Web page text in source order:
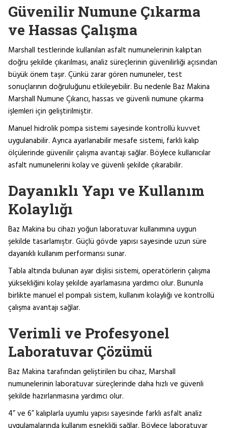
Güvenilir Numune Çıkarma
ve Hassas Çalışma
Marshall testlerinde kullanılan asfalt numunelerinin kalıptan
doğru şekilde çıkarılması, analiz süreçlerinin güvenilirliği açısından
büyük önem taşır. Çünkü zarar gören numuneler, test
sonuçlarının doğruluğunu etkileyebilir. Bu nedenle Baz Makina
Marshall Numune Çıkarıcı, hassas ve güvenli numune çıkarma
işlemleri için geliştirilmiştir.
Manuel hidrolik pompa sistemi sayesinde kontrollü kuvvet
uygulanabilir. Ayrıca ayarlanabilir mesafe sistemi, farklı kalıp
ölçülerinde güvenilir çalışma avantajı sağlar. Böylece kullanıcılar
asfalt numunelerini kolay ve güvenli şekilde çıkarabilir.
Dayanıklı Yapı ve Kullanım
Kolaylığı
Baz Makina bu cihazı yoğun laboratuvar kullanımına uygun
şekilde tasarlamıştır. Güçlü gövde yapısı sayesinde uzun süre
dayanıklı kullanım performansı sunar.
Tabla altında bulunan ayar dişlisi sistemi, operatörlerin çalışma
yüksekliğini kolay şekilde ayarlamasına yardımcı olur. Bununla
birlikte manuel el pompalı sistem, kullanım kolaylığı ve kontrollü
çalışma avantajı sağlar.
Verimli ve Profesyonel
Laboratuvar Çözümü
Baz Makina tarafından geliştirilen bu cihaz, Marshall
numunelerinin laboratuvar süreçlerinde daha hızlı ve güvenli
şekilde hazırlanmasına yardımcı olur.
4” ve 6” kalıplarla uyumlu yapısı sayesinde farklı asfalt analiz